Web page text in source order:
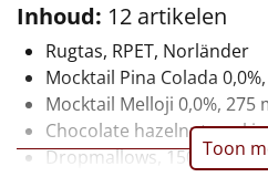
Duurzaam
Leuke
Inhoud: 12 artikelen
Rugtas, RPET, Norländer
Mocktail Pina Colada
Mocktail Melloji 0,0%, 275
Chocolate hazelnut
Dropmallows, 150 grToon